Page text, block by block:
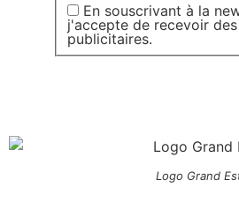
En souscrivant à la
j'accepte de recevoir
publicitaires.
Logo Grand